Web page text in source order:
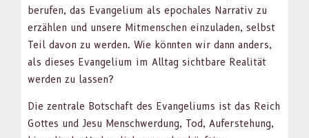
berufen, das Evan­geli­um als epochales Nar­ra­tiv zu
erzählen und unsere Mit­men­schen einzu­laden, selb­st
Teil davon zu wer­den. Wie kön­nten wir dann anders,
als dieses Evan­geli­um im All­t­ag sicht­bare Real­ität
wer­den zu lassen?
Die zen­trale Botschaft des Evan­geli­ums ist das Reich
Gottes und Jesu Men­schw­er­dung, Tod, Aufer­ste­hung,